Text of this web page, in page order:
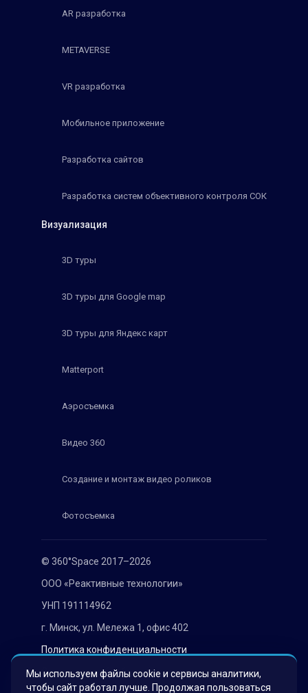
© 360°Space 2017–2026
ООО «Реактивные технологии»
УНП 191114962
г. Минск, ул. Мележа 1, офис 402
Политика конфиденциальности
Согласие на обработку персональных данных
AR разработка
METAVERSE
VR разработка
Мобильное приложение
Разработка сайтов
Разработка систем объективного контроля СОК
Визуализация
3D туры
3D туры для Google map
3D туры для Яндекс карт
Matterport
Аэросъемка
Видео 360
Создание и монтаж видео роликов
Фотосъемка
Мы используем файлы cookie и сервисы аналитики,
чтобы сайт работал лучше. Продолжая пользоваться